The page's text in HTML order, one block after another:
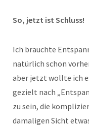
So, jetzt ist Schluss!
Ich brauchte
natürlich schon
aber jetzt wollte ich
gezielt nach
zu sein, die
damaligen Sicht